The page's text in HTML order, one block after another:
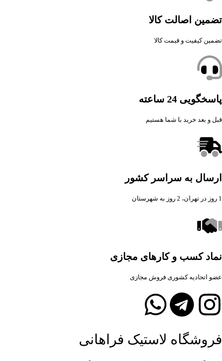
تضمین اصالت کالا
تضمین کیفیت و قیمت کالا
پاسخگویی 24 ساعته
قبل و بعد خرید با شما هستیم
ارسال به سراسر کشور
1 روز در تهران، 2 روز به شهرستان
نماد کسب و کارهای مجازی
عضو اتحادیه کشوری فروش مجازی
فروشگاه لاستیک فراهانی